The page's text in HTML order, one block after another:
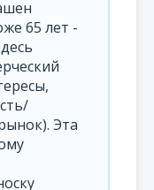
65 лет -
Эта